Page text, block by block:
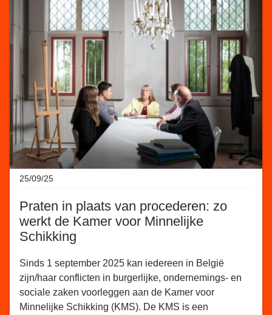
25/09/25
Praten in plaats van procederen: zo
werkt de Kamer voor Minnelijke
Schikking
Sinds 1 september 2025 kan iedereen in België
zijn/haar conflicten in burgerlijke, ondernemings- en
sociale zaken voorleggen aan de Kamer voor
Minnelijke Schikking (KMS). De KMS is een